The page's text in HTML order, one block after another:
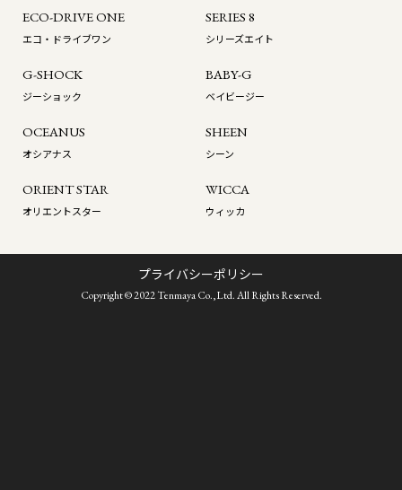
ECO-DRIVE ONE
エコ・ドライブワン
SERIES 8
シリーズエイト
G-SHOCK
ジーショック
BABY-G
ベイビージー
OCEANUS
オシアナス
SHEEN
シーン
ORIENT STAR
オリエントスター
WICCA
ウィッカ
プライバシーポリシー
Copyright © 2022 Tenmaya Co.,Ltd. All Rights Reserved.